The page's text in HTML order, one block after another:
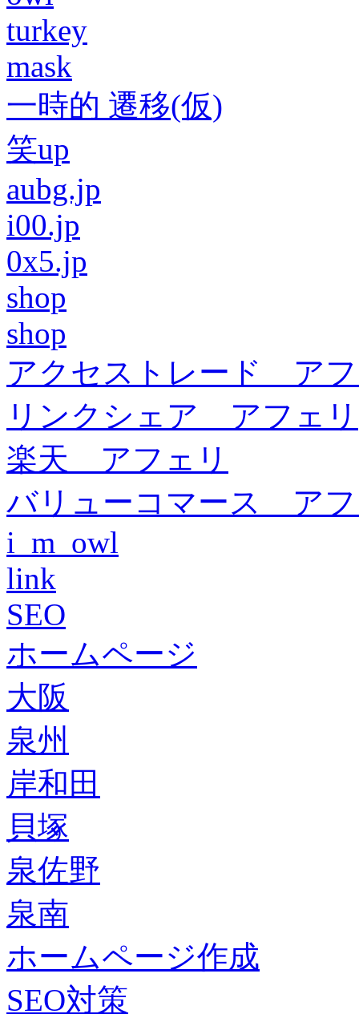
turkey
mask
一時的 遷移(仮)
笑up
aubg.jp
i00.jp
0x5.jp
shop
shop
アクセストレード ア
リンクシェア アフェリ
楽天 アフェリ
バリューコマース ア
i_m_owl
link
SEO
ホームページ
大阪
泉州
岸和田
貝塚
泉佐野
泉南
ホームページ作成
SEO対策